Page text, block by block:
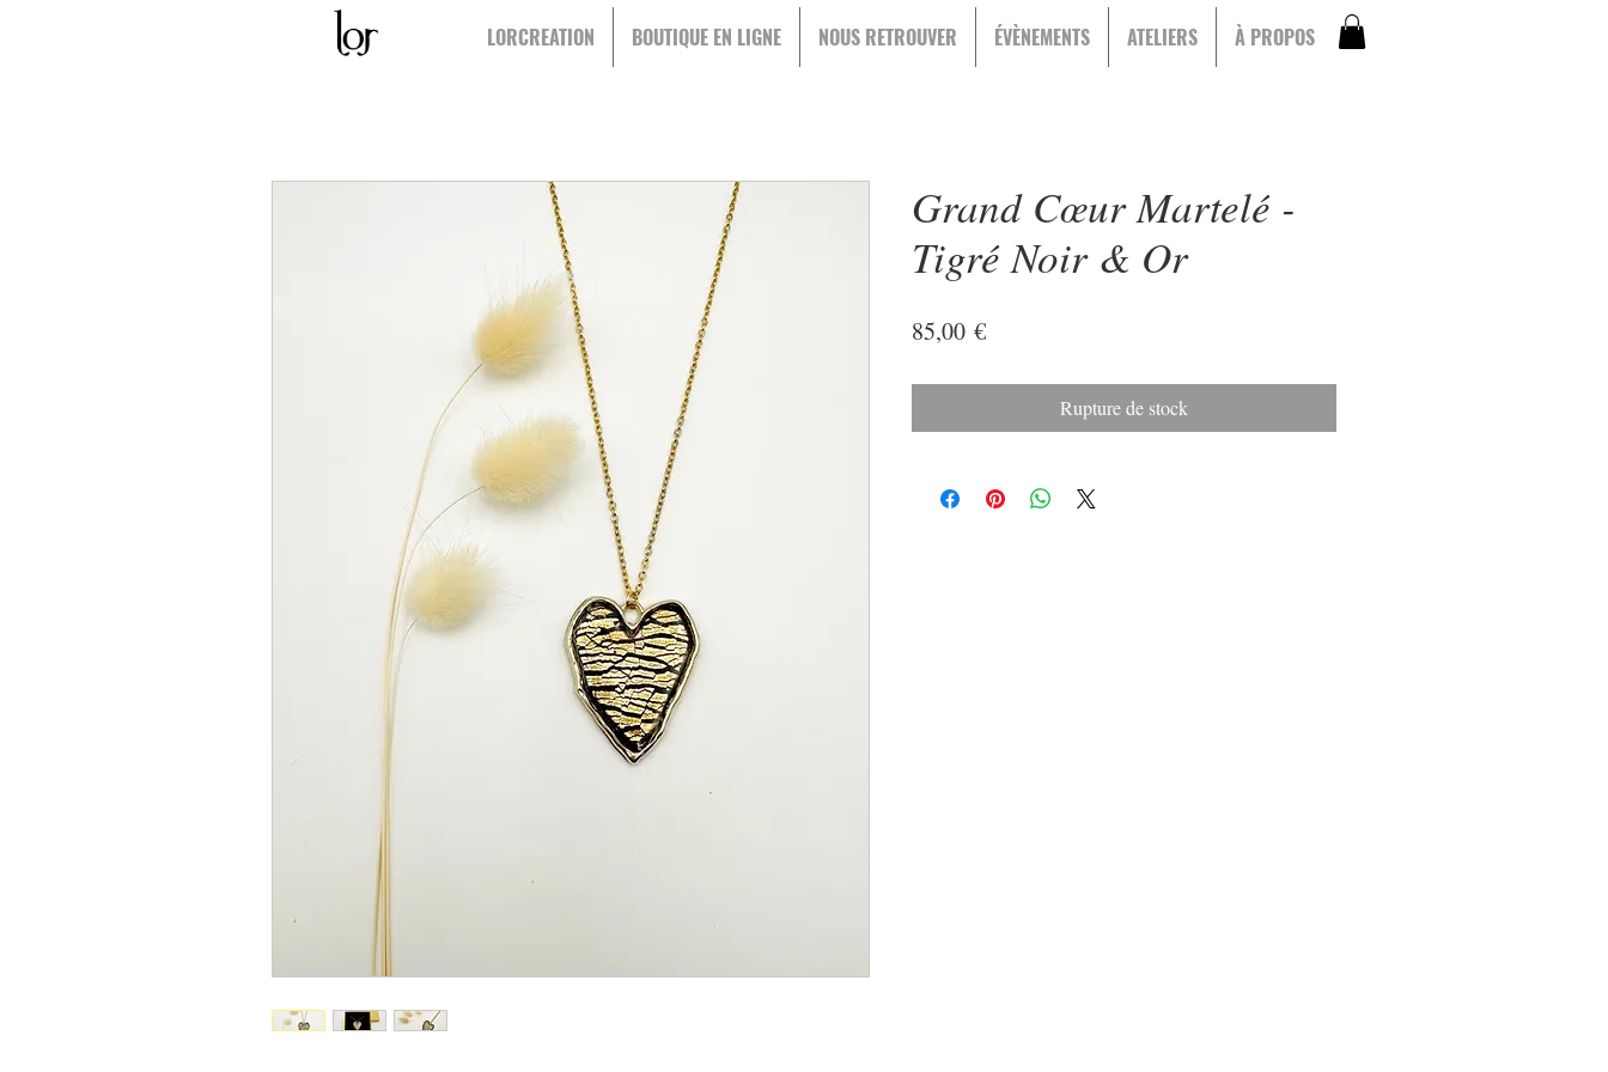
LORCREATION BOUTIQUE EN LIGNE NOUS RETROUVER ÉVÈNEMENTS ATELIERS À PROPOS
Grand Cœur Martelé -
Tigré Noir & Or
85,00 €Prix
Rupture de stock